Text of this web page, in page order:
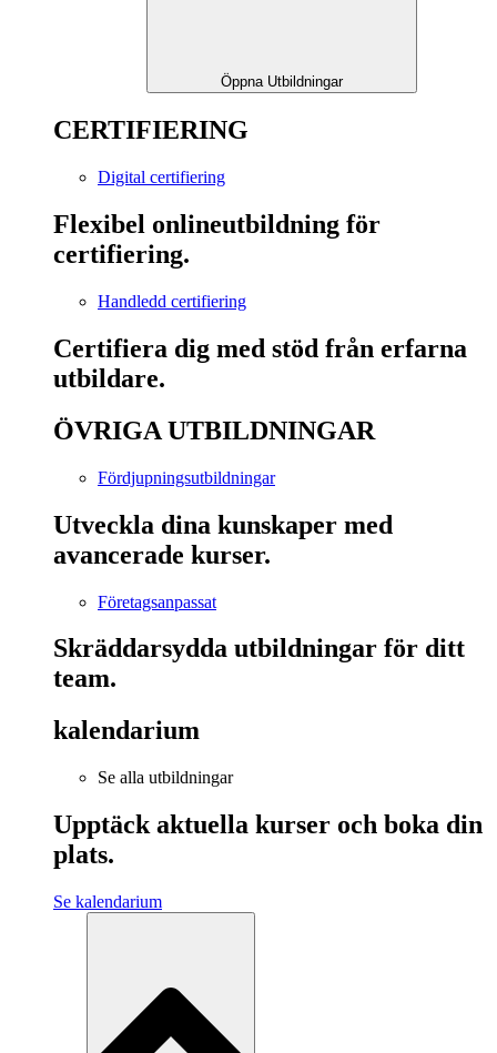
Öppna Utbildningar
CERTIFIERING
Digital certifiering
Flexibel onlineutbildning för
certifiering.
Handledd certifiering
Certifiera dig med stöd från erfarna
utbildare.
ÖVRIGA UTBILDNINGAR
Fördjupningsutbildningar
Utveckla dina kunskaper med
avancerade kurser.
Företagsanpassat
Skräddarsydda utbildningar för ditt
team.
kalendarium
Se alla utbildningar
Upptäck aktuella kurser och boka din
plats.
Se kalendarium